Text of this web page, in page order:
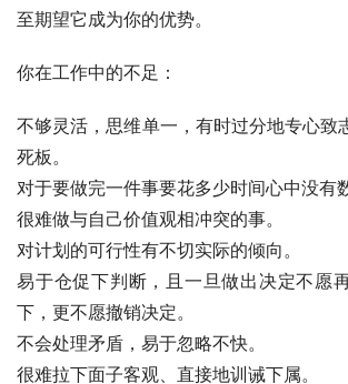
至期望它成为你的优势。
你在工作中的不足：
不够灵活，思维单一，有时过分地专心致
死板。
对于要做完一件事要花多少时间心中没有
很难做与自己价值观相冲突的事。
对计划的可行性有不切实际的倾向。
易于仓促下判断，且一旦做出决定不愿
下，更不愿撤销决定。
不会处理矛盾，易于忽略不快。
很难拉下面子客观、直接地训诫下属。